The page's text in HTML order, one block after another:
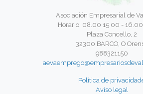
Asociación Empresarial de
Horario: 08.00 15.00 -
Plaza Concello, 2
32300 BARCO, O
988321150
Política de
Aviso legal